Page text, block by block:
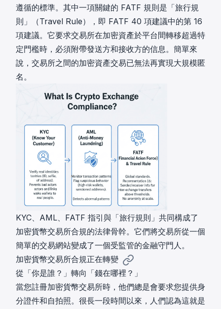
遵循的標準。其中一項關鍵的 FATF 規則是「旅行規
則」（Travel Rule），即 FATF 40 項建議中的第 16
項建議。它要求交易所在加密資產於平台間轉移超過特
定門檻時，必須附帶發送方和接收方的信息。簡單來
說，交易所之間的加密資產交易已無法再實現大規模匿
名。
KYC、AML、FATF 指引與「旅行規則」共同構成了
加密貨幣交易所合規的法律骨幹。它們將交易所從一個
簡單的交易網站變成了一個受監管的金融守門人。
加密貨幣交易所合規正在轉變
從「你是誰？」轉向「錢在哪裡？」
當您註冊加密貨幣交易所時，他們總是會要求您提供身
分證件和自拍照。很長一段時間以來，人們認為這就是